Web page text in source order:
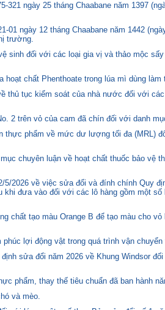
ngày 25 tháng Chaabane năm 1397
ngày 12 tháng Chaabane năm 1442
trường.
sinh đối với các loại gia vị và thảo mộc
chất Phenthoate trong lúa mì dùng làm
thủ tục kiểm soát của nhà nước đối với
2 trên vỏ của cam đã chín đối với danh
phẩm về mức dư lượng tối đa (MRL)
chuyên luận về hoạt chất thuốc bảo vệ
2026 về việc sửa đổi và đính chính Quy
đưa vào đối với các lô hàng gồm một số
chất tạo màu Orange B để tạo màu cho
lợi động vật trong quá trình vận
sửa đổi năm 2026 về Khung Windsor
phẩm, thay thế tiêu chuẩn đã ban hành
và mèo.